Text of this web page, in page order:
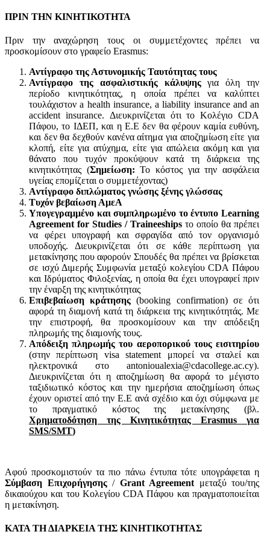
ΠΡΙΝ ΤΗΝ ΚΙΝΗΤΙΚΟΤΗΤΑ
Πριν την αναχώρηση τους οι συμμετέχοντες πρέπει να
προσκομίσουν στο γραφείο Erasmus:
Αντίγραφο της Αστυνομικής Ταυτότητας τους
Αντίγραφο της ασφαλιστικής κάλυψηςγια όλη την
περίοδο κινητικότητας, η οποία πρέπει να καλύπτει
τουλάχιστον a health insurance, a liability insurance and an
accident insurance. Διευκρινίζεται ότι το Κολέγιο CDA
Πάφου, το ΙΔΕΠ, και η Ε.Ε δεν θα φέρουν καμία ευθύνη,
και δεν θα δεχθούν κανένα αίτημα για αποζημίωση είτε για
κλοπή, είτε για ατύχημα, είτε για απώλεια ακόμη και για
θάνατο που τυχόν προκύψουν κατά τη διάρκεια της
κινητικότητας (Σημείωση: Το κόστος για την ασφάλεια
υγείας επομίζεται ο συμμετέχοντας)
Aντίγραφο διπλώματος γνώσης ξένης γλώσσας
Tυχόν βεβαίωση ΑμεΑ
Υπογεγραμμένο και συμπληρωμένο το έντυπο Learning
Agreement for Studies / Traineeships το οποίο θα πρέπει
να φέρει υπογραφή και σφραγίδα από τον οργανισμό
υποδοχής. Διευκρινίζεται ότι σε κάθε περίπτωση για
μετακίνησης που αφορούν Σπουδές θα πρέπει να βρίσκεται
σε ισχύ Διμερής Συμφωνία μεταξύ κολεγίου CDA Πάφου
και Ιδρύματος Φιλοξενίας, η οποία θα έχει υπογραφεί πριν
την έναρξη της κινητικότητας
Επιβεβαίωση κράτησης (booking confirmation) σε ότι
αφορά τη διαμονή κατά τη διάρκεια της κινητικότητάς. Mε
την επιστροφή, θα προσκομίσουν και την απόδειξη
πληρωμής της διαμονής τους.
Απόδειξη πληρωμής του αεροπορικού τους εισιτηρίου
(στην περίπτωση visa statement μπορεί να σταλεί και
ηλεκτρονικά στο antonioualexia@cdacollege.ac.cy).
Διευκρινίζεται ότι η αποζημίωση θα αφορά το μέγιστο
ταξιδιωτικό κόστος και την ημερήσια αποζημίωση όπως
έχουν οριστεί από την Ε.Ε ανά σχέδιο και όχι σύμφωνα με
το πραγματικό κόστος της μετακίνησης (βλ.
Χρηματοδότηση της Κινητικότητας Erasmus για
SMS/SMT)
Αφού προσκομιστούν τα πιο πάνω έντυπα τότε υπογράφεται η
Σύμβαση Επιχορήγησης/ Grant Agreement μεταξύ του/της
δικαιούχου και του Κολεγίου CDA Πάφου και πραγματοποιείται
η μετακίνηση.
ΚΑΤΑ ΤΗ ΔΙΑΡΚΕΙΑ ΤΗΣ ΚΙΝΗΤΙΚΟΤΗΤΑΣ